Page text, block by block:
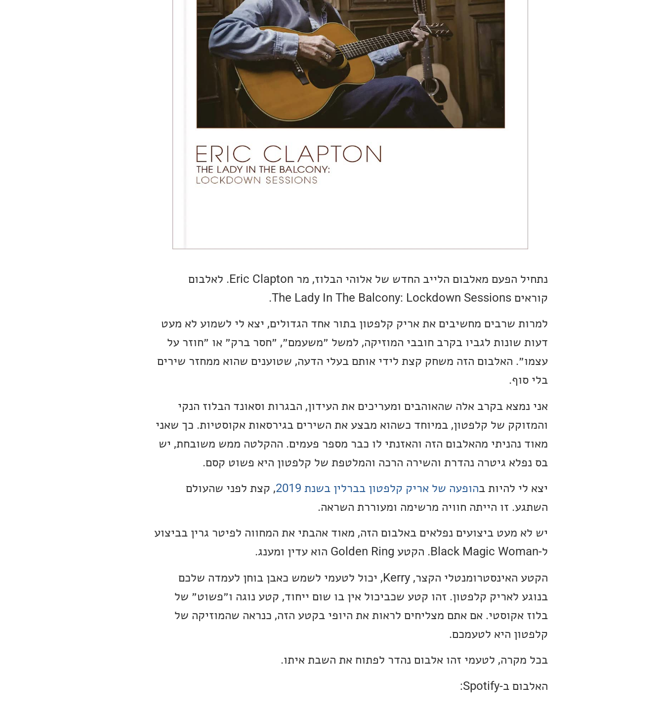
נתחיל הפעם מאלבום הלייב החדש של אלוהי הבלוז, מר Eric Clapton. לאלבום
קוראים The Lady In The Balcony: Lockdown Sessions.
למרות שרבים מחשיבים את אריק קלפטון בתור אחד הגדולים, יצא לי לשמוע לא מעט
דעות שונות לגביו בקרב חובבי המוזיקה, למשל ״משעמם״, ״חסר ברק״ או ״חוזר על
עצמו״. האלבום הזה משחק קצת לידי אותם בעלי הדעה, שטוענים שהוא ממחזר שירים
בלי סוף.
אני נמצא בקרב אלה שהאוהבים ומעריכים את העידון, הבגרות וסאונד הבלוז הנקי
והמזוקק של קלפטון, במיוחד כשהוא מבצע את השירים בגירסאות אקוסטיות. כך שאני
מאוד נהניתי מהאלבום הזה והאזנתי לו כבר מספר פעמים. ההקלטה ממש משובחת, יש
בס נפלא גיטרה נהדרת והשירה הרכה והמלטפת של קלפטון היא פשוט קסם.
יצא לי להיות בהופעה של אריק קלפטון בברלין בשנת 2019
, קצת לפני שהעולם
השתגע. זו הייתה חוויה מרשימה ומעוררת השראה.
יש לא מעט ביצועים נפלאים באלבום הזה, מאוד אהבתי את המחווה לפיטר גרין בביצוע
ל-Black Magic Woman. הקטע Golden Ring הוא עדין ומענג.
הקטע האינסטרומנטלי הקצר, Kerry, יכול לטעמי לשמש כאבן בוחן לעמדה שלכם
בנוגע לאריק קלפטון. זהו קטע שכביכול אין בו שום ייחוד, קטע נוגה ו״פשוט״ של
בלוז אקוסטי. אם אתם מצליחים לראות את היופי בקטע הזה, כנראה שהמוזיקה של
קלפטון היא לטעמכם.
בכל מקרה, לטעמי זהו אלבום נהדר לפתוח את השבת איתו.
האלבום ב-Spotify: